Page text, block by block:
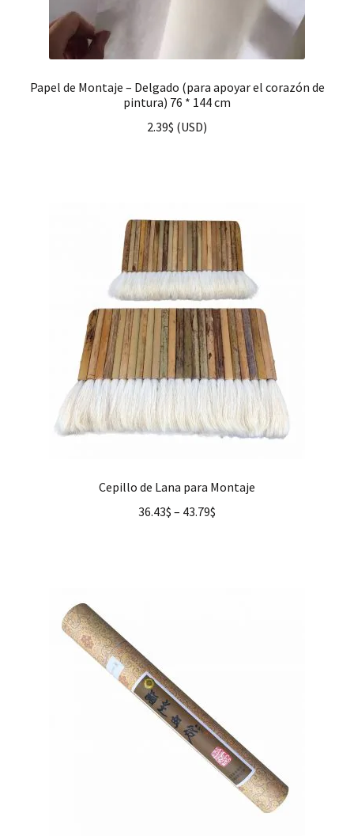
Papel de Montaje – Delgado (para apoyar el corazón de
pintura) 76 * 144 cm
2.39$ (USD)
Cepillo de Lana para Montaje
36.43$ – 43.79$